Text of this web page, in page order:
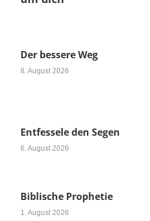
Der bessere Weg
8. August 2026
Entfessele den Segen
6. August 2026
Biblische Prophetie
1. August 2026